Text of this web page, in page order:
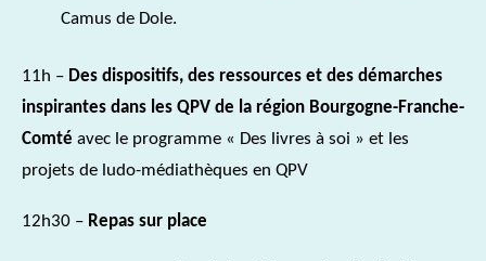
Camus de Dole.
11h – Des dispositifs, des ressources et des démarches
inspirantes dans les QPV de la région Bourgogne-Franche-
Comté avec le programme « Des livres à soi » et les
projets de ludo-médiathèques en QPV
12h30 – Repas sur place